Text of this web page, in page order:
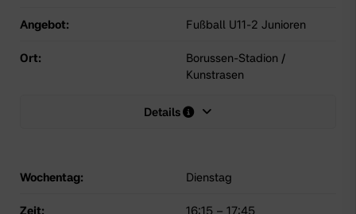
Angebot: Fußball U11-2 Junioren
Ort:
Borussen-Stadion /
Kunstrasen
Details
Wochentag: Dienstag
Zeit: 16:15 – 17:45